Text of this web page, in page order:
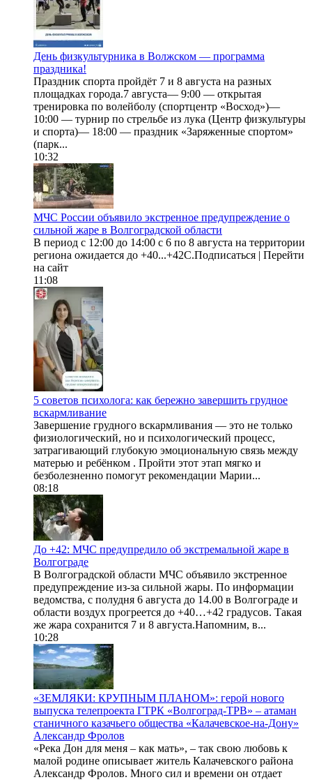
День физкультурника в Волжском — программа
праздника!
Праздник спорта пройдёт 7 и 8 августа на разных
площадках города.7 августа— 9:00 — открытая
тренировка по волейболу (спортцентр «Восход»)—
10:00 — турнир по стрельбе из лука (Центр физкультуры
и спорта)— 18:00 — праздник «Заряженные спортом»
(парк...
10:32
МЧС России объявило экстренное предупреждение о
сильной жаре в Волгоградской области
В период с 12:00 до 14:00 с 6 по 8 августа на территории
региона ожидается до +40...+42С.Подписаться | Перейти
на сайт
11:08
5 советов психолога: как бережно завершить грудное
вскармливание
Завершение грудного вскармливания — это не только
физиологический, но и психологический процесс,
затрагивающий глубокую эмоциональную связь между
матерью и ребёнком . Пройти этот этап мягко и
безболезненно помогут рекомендации Марии...
08:18
До +42: МЧС предупредило об экстремальной жаре в
Волгограде
В Волгоградской области МЧС объявило экстренное
предупреждение из-за сильной жары. По информации
ведомства, с полудня 6 августа до 14.00 в Волгограде и
области воздух прогреется до +40…+42 градусов. Такая
же жара сохранится 7 и 8 августа.Напомним, в...
10:28
«ЗЕМЛЯКИ: КРУПНЫМ ПЛАНОМ»: герой нового
выпуска телепроекта ГТРК «Волгоград-ТРВ» – атаман
станичного казачьего общества «Калачевское-на-Дону»
Александр Фролов
«Река Дон для меня – как мать», – так свою любовь к
малой родине описывает житель Калачевского района
Александр Фролов. Много сил и времени он отдает